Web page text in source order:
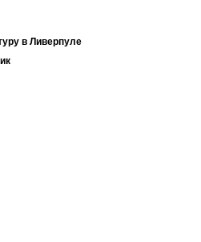
в Ливерпуле